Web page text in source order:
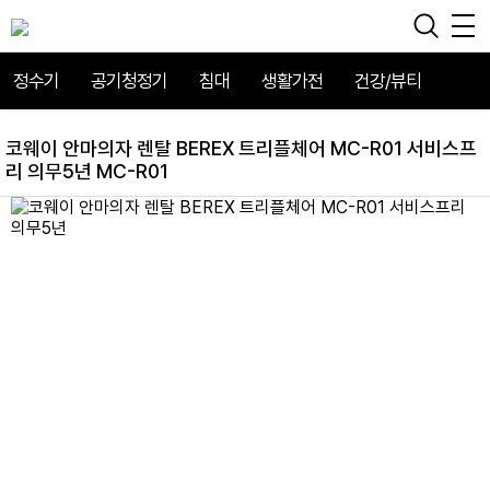
정수기 공기청정기 침대 생활가전 건강/뷰티
코웨이 안마의자 렌탈 BEREX 트리플체어 MC-R01 서비스프
리 의무5년 MC-R01